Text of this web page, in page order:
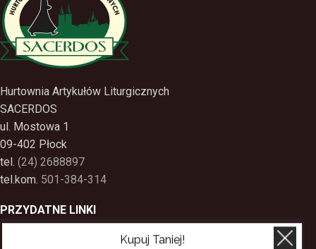
Hurtownia Artykułów Liturgicznych
SACERDOS
ul. Mostowa 1
09-402 Płock
tel. (24) 2688897
tel.kom. 501-384-314
PRZYDATNE LINKI
Kupuj Taniej!